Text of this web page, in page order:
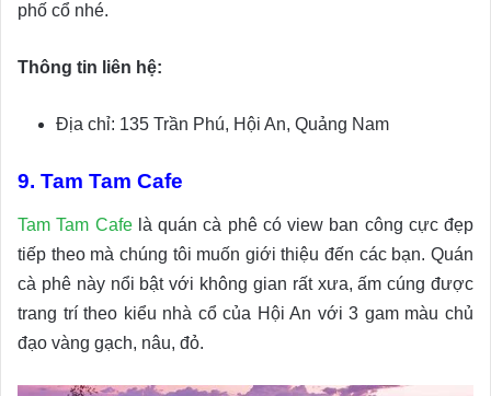
phố cổ nhé.
Thông tin liên hệ:
Địa chỉ: 135 Trần Phú, Hội An, Quảng Nam
9. Tam Tam Cafe
Tam Tam Cafelà quán cà phê có view ban công cực đẹp
tiếp theo mà chúng tôi muốn giới thiệu đến các bạn. Quán
cà phê này nổi bật với không gian rất xưa, ấm cúng được
trang trí theo kiểu nhà cổ của Hội An với 3 gam màu chủ
đạo vàng gạch, nâu, đỏ.